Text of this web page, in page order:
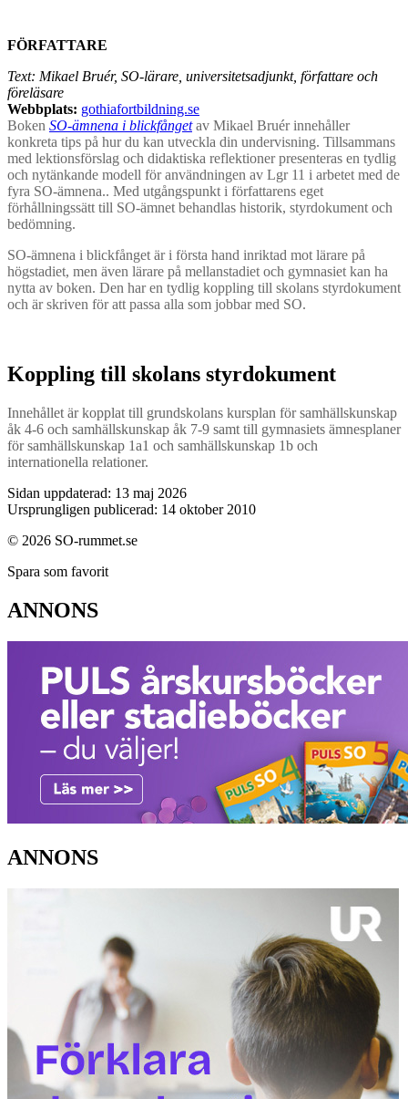
FÖRFATTARE
Text: Mikael Bruér, SO-lärare, universitetsadjunkt, författare och
föreläsare
Webbplats: gothiafortbildning.se
Boken SO-ämnena i blickfångetav Mikael Bruér innehåller
konkreta tips på hur du kan utveckla din undervisning. Tillsammans
med lektionsförslag och didaktiska reflektioner presenteras en tydlig
och nytänkande modell för användningen av Lgr 11 i arbetet med de
fyra SO-ämnena.. Med utgångspunkt i författarens eget
förhållningssätt till SO-ämnet behandlas historik, styrdokument och
bedömning.
SO-ämnena i blickfånget är i första hand inriktad mot lärare på
högstadiet, men även lärare på mellanstadiet och gymnasiet kan ha
nytta av boken. Den har en tydlig koppling till skolans styrdokument
och är skriven för att passa alla som jobbar med SO.
Koppling till skolans styrdokument
Innehållet är kopplat till grundskolans kursplan för samhällskunskap
åk 4-6 och samhällskunskap åk 7-9 samt till gymnasiets ämnesplaner
för samhällskunskap 1a1 och samhällskunskap 1b och
internationella relationer.
Sidan uppdaterad: 13 maj 2026
Ursprungligen publicerad: 14 oktober 2010
© 2026 SO-rummet.se
Spara som favorit
ANNONS
ANNONS